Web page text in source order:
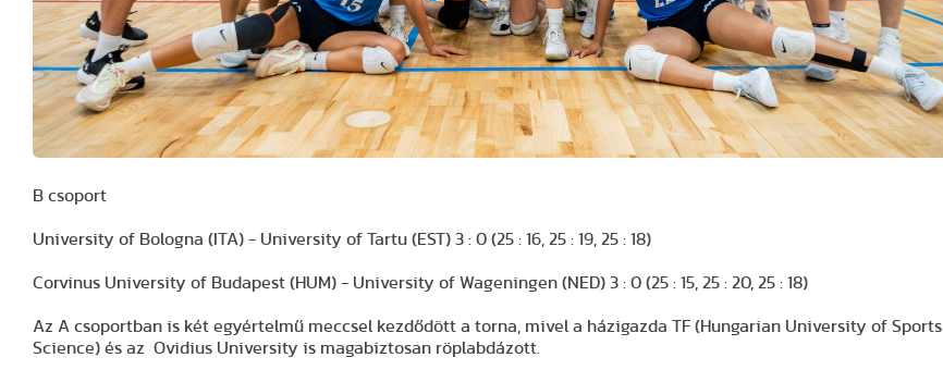
B csoport
University of Bologna (ITA) - University of Tartu (EST) 3 : 0 (25 : 16, 25 : 19, 25 : 18)
Corvinus University of Budapest (HUM) - University of Wageningen (NED) 3 : 0 (25 : 15, 25 : 20, 25 : 18)
Az A csoportban is két egyértelmű meccsel kezdődött a torna, mivel a házigazda TF (Hungarian University of Sports
Science) és az Ovidius University is magabiztosan röplabdázott.